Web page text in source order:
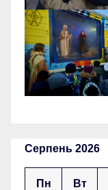
Серпень 2026
Пн Вт